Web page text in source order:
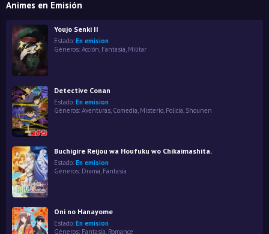
Animes en Emisión
Youjo Senki II
Estado: En emision
Géneros: Acción, Fantasía, Militar
Detective Conan
Estado: En emision
Géneros: Aventuras Comedia Misterio Policía Shounen
Buchigire Reijou wa Houfuku wo Chikaimashita.
Estado: En emision
Géneros: Drama, Fantasía
Oni no Hanayome
Estado: En emision
Géneros: Fantasía, Romance